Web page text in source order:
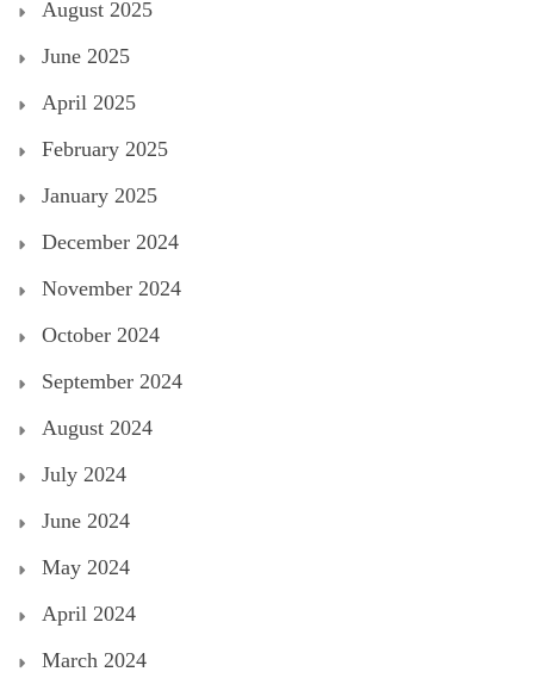
August 2025
June 2025
April 2025
February 2025
January 2025
December 2024
November 2024
October 2024
September 2024
August 2024
July 2024
June 2024
May 2024
April 2024
March 2024